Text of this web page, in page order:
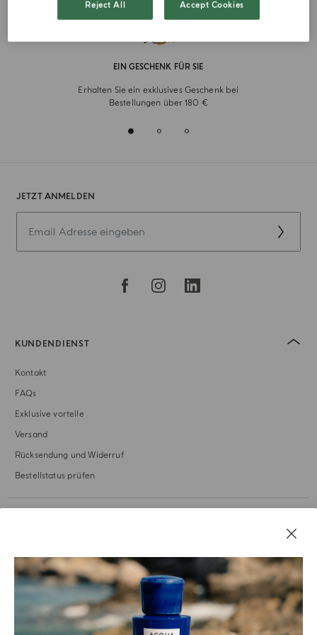
EIN GESCHENK FÜR SIE
Erhalten Sie ein exklusives Geschenk bei
Bestellungen über 180 €
JETZT ANMELDEN
KUNDENDIENST
Kontakt
FAQs
Exklusive vorteile
Versand
Rücksendung und Widerruf
Bestellstatus prüfen
Reject All Accept Cookies